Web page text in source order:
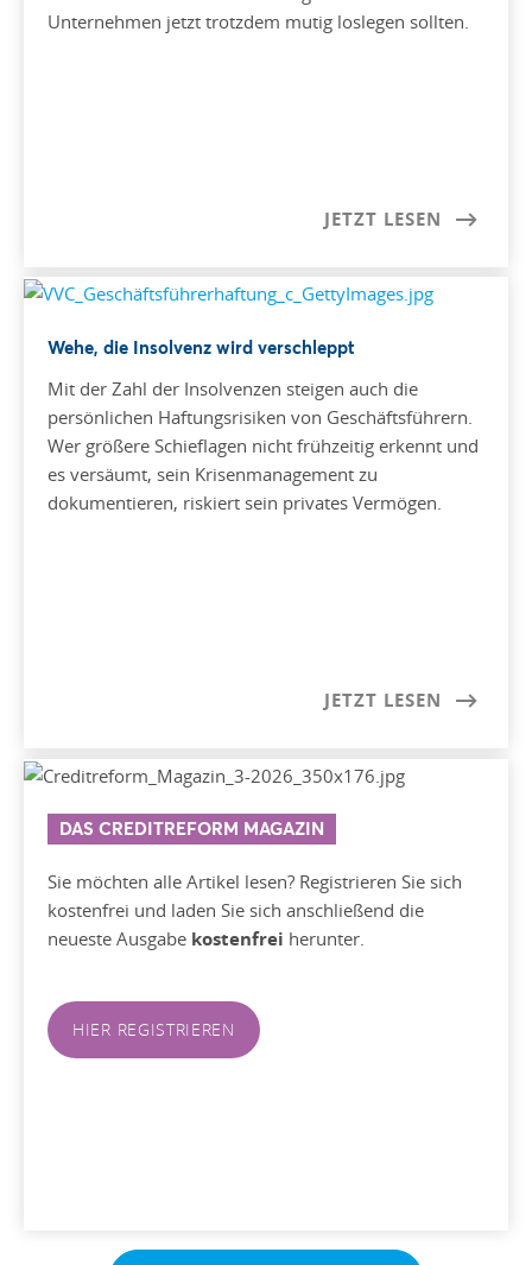
Unternehmen jetzt trotzdem mutig loslegen sollten.
JETZT LESEN
Wehe, die Insolvenz wird verschleppt
Mit der Zahl der Insolvenzen steigen auch die
persönlichen Haftungsrisiken von Geschäftsführern.
Wer größere Schieflagen nicht frühzeitig erkennt und
es versäumt, sein Krisenmanagement zu
dokumentieren, riskiert sein privates Vermögen.
JETZT LESEN
DAS CREDITREFORM MAGAZIN
Sie möchten alle Artikel lesen? Registrieren Sie sich
kostenfrei und laden Sie sich anschließend die
neueste Ausgabe kostenfrei herunter.
HIER REGISTRIEREN